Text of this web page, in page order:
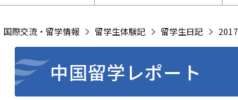
国際交流・留学情報 留学生体験記 留学生日記
中国留学レポート